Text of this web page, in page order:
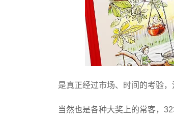
是真正经过市场、时间的考验
当然也是各种大奖上的常客，